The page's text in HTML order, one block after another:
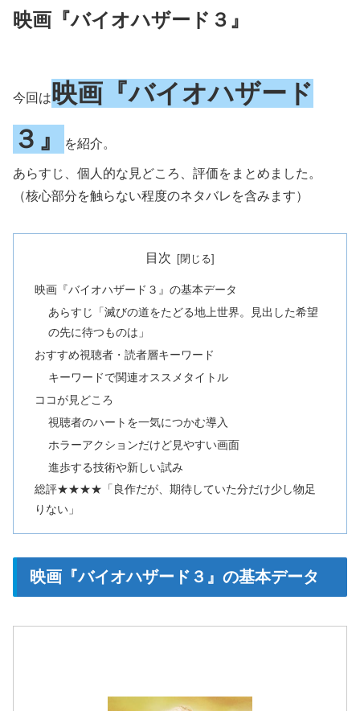
映画『バイオハザード３』
今回は 映画『バイオハザード
３』
を紹介。
あらすじ、個人的な見どころ、評価をまとめました。
（核心部分を触らない程度のネタバレを含みます）
目次
映画『バイオハザード３』の基本データ
あらすじ「滅びの道をたどる地上世界。見出した希望
の先に待つものは」
おすすめ視聴者・読者層キーワード
キーワードで関連オススメタイトル
ココが見どころ
視聴者のハートを一気につかむ導入
ホラーアクションだけど見やすい画面
進歩する技術や新しい試み
総評★★★★「良作だが、期待していた分だけ少し物足
りない」
映画『バイオハザード３』の基本データ